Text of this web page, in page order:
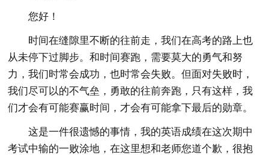
您好！
时间在缝隙里不断的往前走，我们在高考的路上也
从未停下过脚步。和时间赛跑，需要莫大的勇气和努
力，我们时常会成功，也时常会失败。但面对失败时，
我们尽可以的不气垒，勇敢的往前奔跑，只有这样，我
们才会有可能赛赢时间，才会有可能拿下最后的勋章。
这是一件很遗憾的事情，我的英语成绩在这次期中
考试中输的一败涂地，在这里想和老师您道个歉，很抱